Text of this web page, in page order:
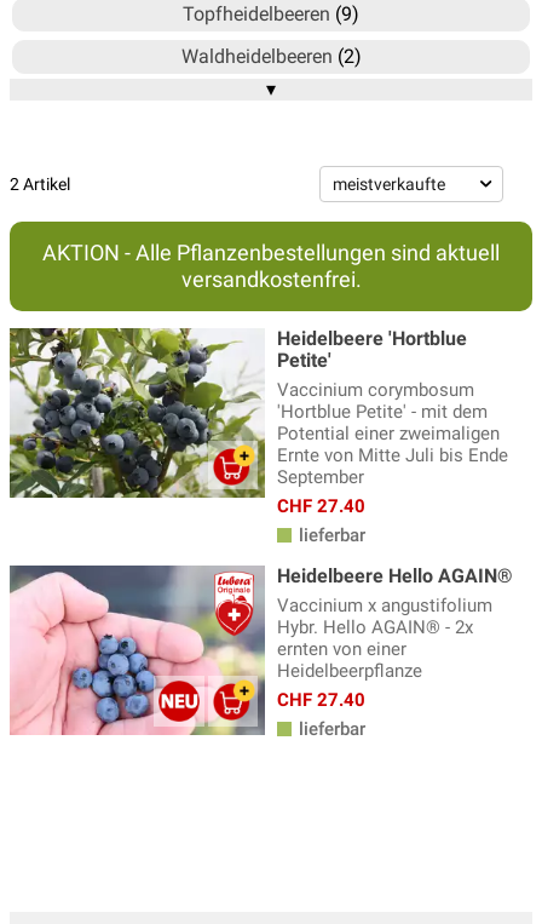
Topfheidelbeeren (9)
Waldheidelbeeren (2)
Zierheidelbeeren
Zwergheidelbeeren(5)
▾
2 Artikel
AKTION - Alle Pflanzenbestellungen sind aktuell
versandkostenfrei.
Heidelbeere 'Hortblue
Petite'
Vaccinium corymbosum
'Hortblue Petite' - mit dem
Potential einer zweimaligen
Ernte von Mitte Juli bis Ende
September
CHF 27.40
lieferbar
Heidelbeere Hello AGAIN®
Vaccinium x angustifolium
Hybr. Hello AGAIN® - 2x
ernten von einer
Heidelbeerpflanze
CHF 27.40
lieferbar